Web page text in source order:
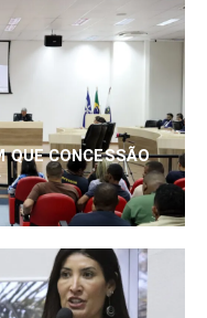
QUE CONCESSÃO